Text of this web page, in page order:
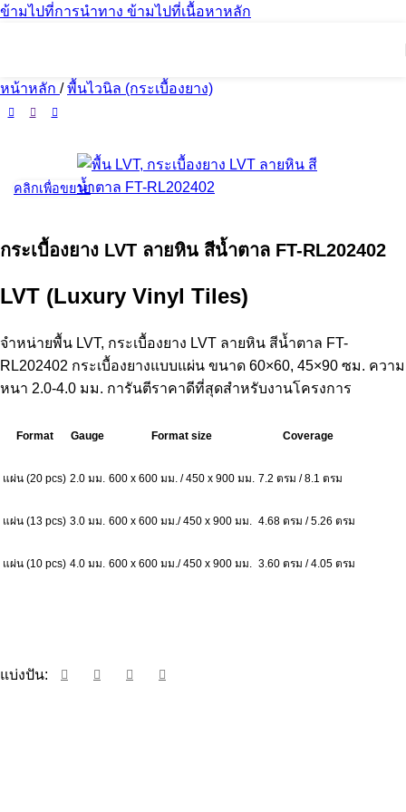
ข้ามไปที่การนำทาง ข้ามไปที่เนื้อหาหลัก
หน้าหลัก / พื้นไวนิล (กระเบื้องยาง)
คลิกเพื่อขยาย
กระเบื้องยาง LVT ลายหิน สีน้ำตาล FT-RL202402
LVT (Luxury Vinyl Tiles)
จำหน่ายพื้น LVT, กระเบื้องยาง LVT ลายหิน สีน้ำตาล FT-
RL202402 กระเบื้องยางแบบแผ่น ขนาด 60×60, 45×90 ซม. ความ
หนา 2.0-4.0 มม. การันตีราคาดีที่สุดสำหรับงานโครงการ
Format Gauge Format size Coverage
แผ่น (20 pcs) 2.0 มม. 600 x 600 มม. / 450 x 900 มม. 7.2 ตรม / 8.1 ตรม
แผ่น (13 pcs) 3.0 มม. 600 x 600 มม./ 450 x 900 มม. 4.68 ตรม / 5.26 ตรม
แผ่น (10 pcs) 4.0 มม. 600 x 600 มม./ 450 x 900 มม. 3.60 ตรม / 4.05 ตรม
แบ่งปัน: